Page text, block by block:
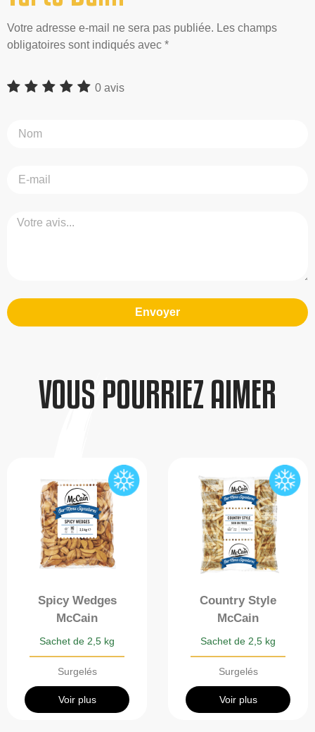
Votre adresse e-mail ne sera pas publiée. Les champs
obligatoires sont indiqués avec *
0 avis
Envoyer
VOUS POURRIEZ AIMER
Spicy Wedges
McCain
Sachet de 2,5 kg
Surgelés
Voir plus
Country Style
McCain
Sachet de 2,5 kg
Surgelés
Voir plus